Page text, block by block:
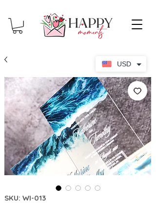
SKU: WI-013
USD